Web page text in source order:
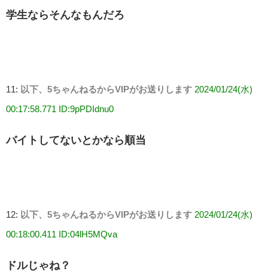
学生ならそんなもんだろ
11: 以下、5ちゃんねるからVIPがお送りします 2024/01/24(水)
00:17:58.771 ID:9pPDIdnu0
バイトしてないとかなら順当
12: 以下、5ちゃんねるからVIPがお送りします 2024/01/24(水)
00:18:00.411 ID:04lH5MQva
ドルじゃね？